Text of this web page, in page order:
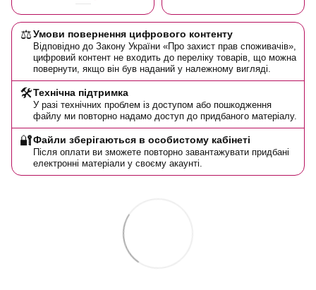
⚖️Умови повернення цифрового контенту
Відповідно до Закону України «Про захист прав споживачів»,
цифровий контент не входить до переліку товарів, що можна
повернути, якщо він був наданий у належному вигляді.
🛠️Технічна підтримка
У разі технічних проблем із доступом або пошкодження
файлу ми повторно надамо доступ до придбаного матеріалу.
🔐Файли зберігаються в особистому кабінеті
Після оплати ви зможете повторно завантажувати придбані
електронні матеріали у своєму акаунті.